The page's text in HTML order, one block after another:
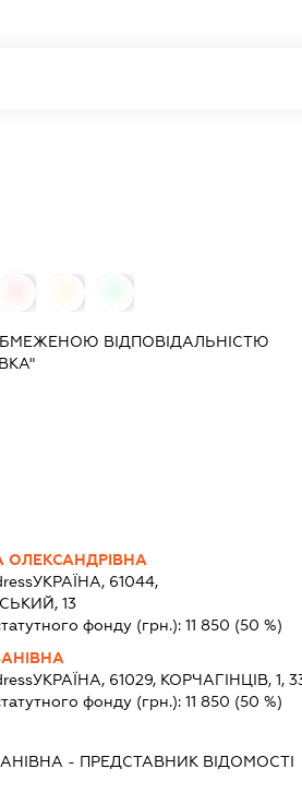
ВІДПОВІДАЛЬНІСТЮ
ОЛЕКСАНДРІВНА
УКРАЇНА, 61044,
13
фонду (грн.): 11 850 (50 %)
УКРАЇНА, 61029, КОРЧАГІНЦІВ, 1,
фонду (грн.): 11 850 (50 %)
- ПРЕДСТАВНИК ВІДОМОСТІ